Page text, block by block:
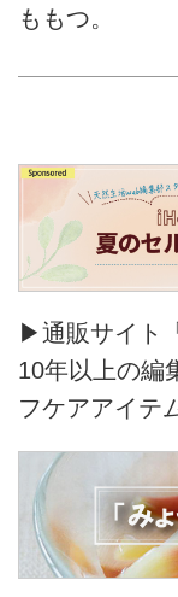
ももつ。
▶通販サイト
10年以上の編
フケアアイテ